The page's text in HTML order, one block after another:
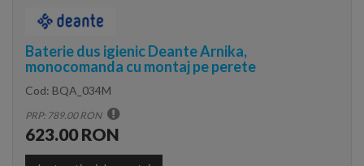
Baterie dus igienic Deante Arnika,
monocomanda cu montaj pe perete
Cod: BQA_034M
PRP: 789.00 RON
623.00 RON